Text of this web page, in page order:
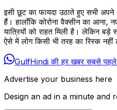
इसी छूट का फायदा उठाते हुए सभी अपने
हैं। हालाँकि कोरोना वैक्सीन का आना,
यात्रियों को राहत मिली है। लेकिन बड़े
ऐसे में लोग किसी भी तरह का रिस्क
GulfHindi की हर खबर सबसे पहले
Advertise your business here
Design an ad in a minute and